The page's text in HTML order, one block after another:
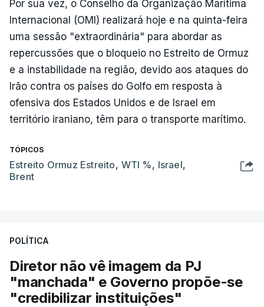
Por sua vez, o Conselho da Organização Marítima
Internacional (OMI) realizará hoje e na quinta-feira
uma sessão "extraordinária" para abordar as
repercussões que o bloqueio no Estreito de Ormuz
e a instabilidade na região, devido aos ataques do
Irão contra os países do Golfo em resposta à
ofensiva dos Estados Unidos e de Israel em
território iraniano, têm para o transporte marítimo.
TÓPICOS
Estreito Ormuz Estreito, WTI %, Israel,
Brent
POLÍTICA
Diretor não vê imagem da PJ
"manchada" e Governo propõe-se
"credibilizar instituições"